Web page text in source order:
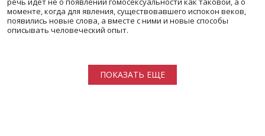
моменте, когда для явления, существовавшего испокон веков,
появились новые слова, а вместе с ними и новые способы
описывать человеческий опыт.
ПОКАЗАТЬ ЕЩЕ